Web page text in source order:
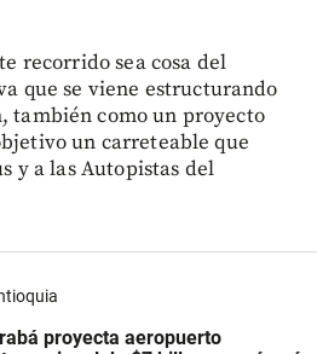
recorrido sea cosa del
que se viene estructurando
también como un proyecto
un carreteable que
y a las Autopistas del
proyecta aeropuerto